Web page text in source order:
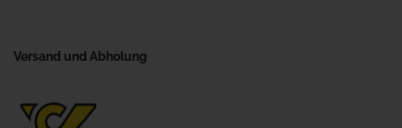
Versand und Abholung